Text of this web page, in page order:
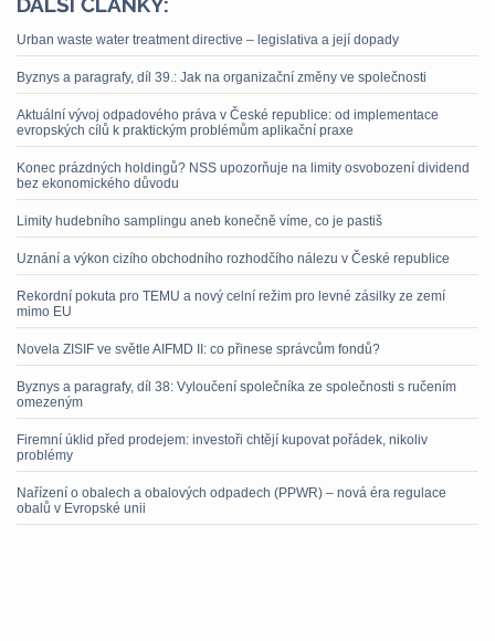
DALŠÍ ČLÁNKY:
Urban waste water treatment directive – legislativa a její dopady
Byznys a paragrafy, díl 39.: Jak na organizační změny ve společnosti
Aktuální vývoj odpadového práva v České republice: od implementace
evropských cílů k praktickým problémům aplikační praxe
Konec prázdných holdingů? NSS upozorňuje na limity osvobození dividend
bez ekonomického důvodu
Limity hudebního samplingu aneb konečně víme, co je pastiš
Uznání a výkon cizího obchodního rozhodčího nálezu v České republice
Rekordní pokuta pro TEMU a nový celní režim pro levné zásilky ze zemí
mimo EU
Novela ZISIF ve světle AIFMD II: co přinese správcům fondů?
Byznys a paragrafy, díl 38: Vyloučení společníka ze společnosti s ručením
omezeným
Firemní úklid před prodejem: investoři chtějí kupovat pořádek, nikoliv
problémy
Nařízení o obalech a obalových odpadech (PPWR) – nová éra regulace
obalů v Evropské unii